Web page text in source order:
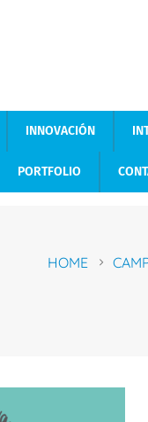
INNOVACIÓN
PORTFOLIO
HOME